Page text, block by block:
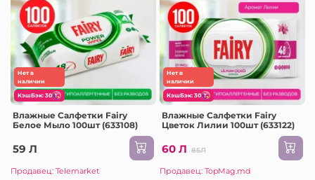
Нет в
наличии
КэшБэк: 30
Влажные Салфетки Fairy
Белое Мыло 100шт (633108)
59 Л
Продавец: Telemarket
Нет в
наличии
КэшБэк: 30
Влажные Салфетки Fairy
Цветок Лилии 100шт (633122)
60 Л 85Л
Продавец: TopMag.md